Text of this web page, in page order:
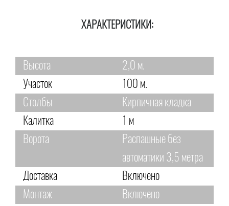
ХАРАКТЕРИСТИКИ:
Высота
2,0 м.
Участок
100 м.
Столбы
Кирпичная кладка
Калитка
1 м
Ворота
Распашные без
автоматики 3,5 метра
Доставка
Включено
Монтаж
Включено